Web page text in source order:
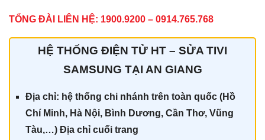
TỔNG ĐÀI LIÊN HỆ: 1900.9200 – 0914.765.768
HỆ THỐNG ĐIỆN TỬ HT – SỬA TIVI
SAMSUNG TẠI AN GIANG
Địa chỉ: hệ thống chi nhánh trên toàn quốc (Hồ
Chí Minh, Hà Nội, Bình Dương, Cần Thơ, Vũng
Tàu,…) Địa chỉ cuối trang